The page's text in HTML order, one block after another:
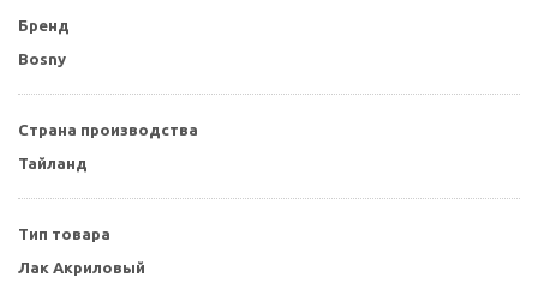
Бренд
Bosny
Страна производства
Тайланд
Тип товара
Лак Акриловый